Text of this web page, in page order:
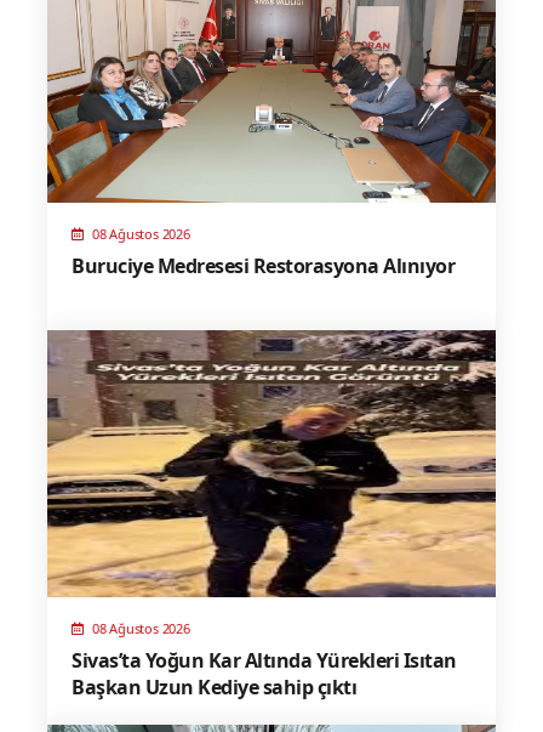
08 Ağustos 2026
Buruciye Medresesi Restorasyona Alınıyor
08 Ağustos 2026
Sivas’ta Yoğun Kar Altında Yürekleri Isıtan
Başkan Uzun Kediye sahip çıktı